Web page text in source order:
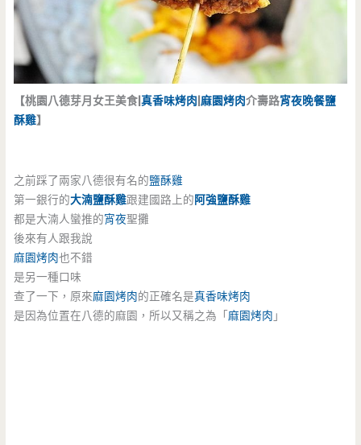
【桃園八德芽月女王美食|真香味烤肉|麻園烤肉介壽路宵夜晚餐鹽
酥雞】
之前踩了兩家八德很有名的鹽酥雞
第一銀行的大湳鹽酥雞跟建國路上的阿強鹽酥雞
都是大湳人蠻推的宵夜聖攤
後來有人跟我說
麻園烤肉也不錯
是另一種口味
查了一下，原來麻園烤肉的正確名是真香味烤肉
是因為位置在八德的麻園，所以又稱之為「麻園烤肉 」